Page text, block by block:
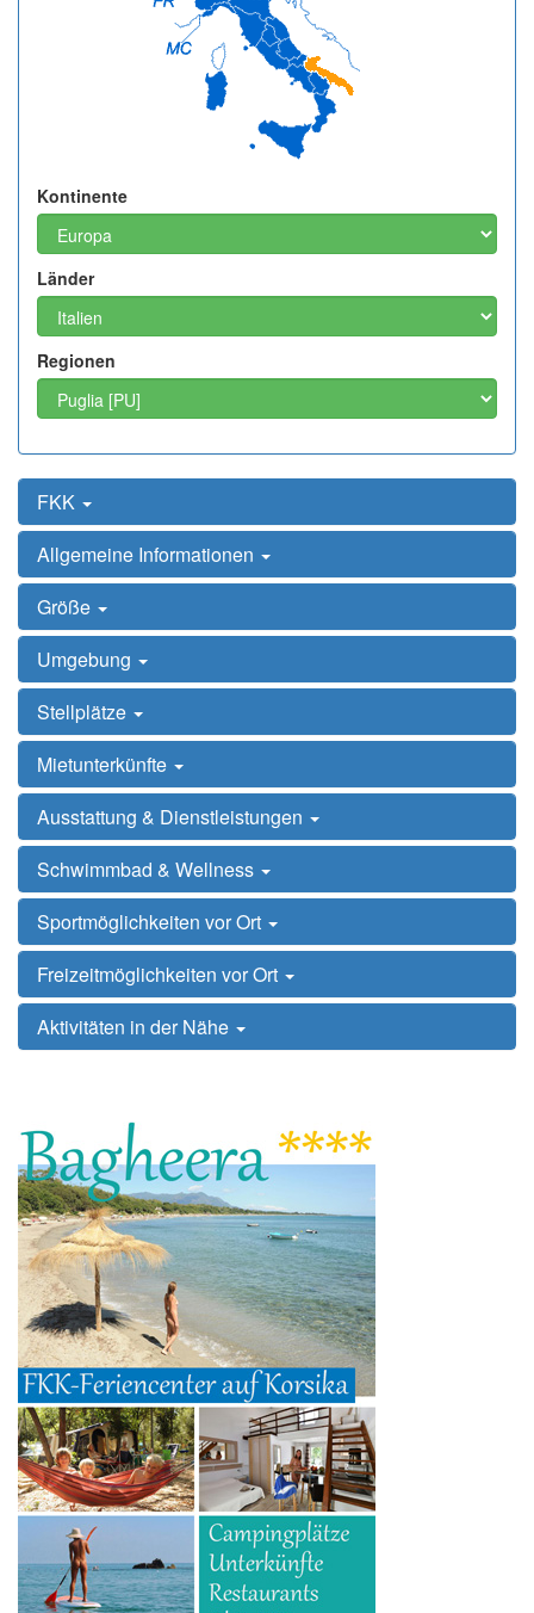
Kontinente
Länder
Regionen
FKK
Allgemeine Informationen
Größe
Umgebung
Stellplätze
Mietunterkünfte
Ausstattung & Dienstleistungen
Schwimmbad & Wellness
Sportmöglichkeiten vor Ort
Freizeitmöglichkeiten vor Ort
Aktivitäten in der Nähe